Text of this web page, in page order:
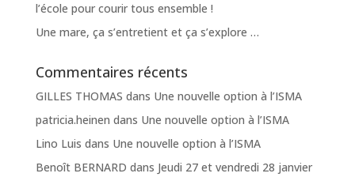
l’école pour courir tous ensemble !
Une mare, ça s’entretient et ça s’explore …
Commentaires récents
GILLES THOMAS dans Une nouvelle option à l’ISMA
patricia.heinen dans Une nouvelle option à l’ISMA
Lino Luis dans Une nouvelle option à l’ISMA
Benoît BERNARD dans Jeudi 27 et vendredi 28 janvier